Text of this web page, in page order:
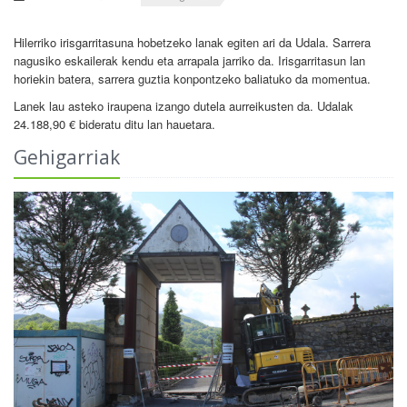
Hilerriko irisgarritasuna hobetzeko lanak egiten ari da Udala. Sarrera
nagusiko eskailerak kendu eta arrapala jarriko da. Irisgarritasun lan
horiekin batera, sarrera guztia konpontzeko baliatuko da momentua.
Lanek lau asteko iraupena izango dutela aurreikusten da. Udalak
24.188,90 € bideratu ditu lan hauetara.
Gehigarriak